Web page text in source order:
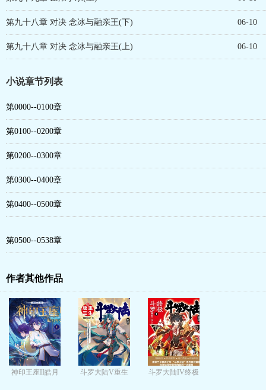
第九十八章 对决 念冰与融亲王(下) 06-10
第九十八章 对决 念冰与融亲王(上) 06-10
小说章节列表
第0000--0100章
第0100--0200章
第0200--0300章
第0300--0400章
第0400--0500章
第0500--0538章
作者其他作品
神印王座II皓月
斗罗大陆V重生
斗罗大陆IV终极